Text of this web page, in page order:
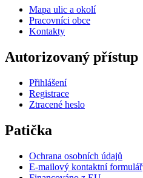
Mapa ulic a okolí
Pracovníci obce
Kontakty
Autorizovaný přístup
Přihlášení
Registrace
Ztracené heslo
Patička
Ochrana osobních údajů
E-mailový kontaktní formulář